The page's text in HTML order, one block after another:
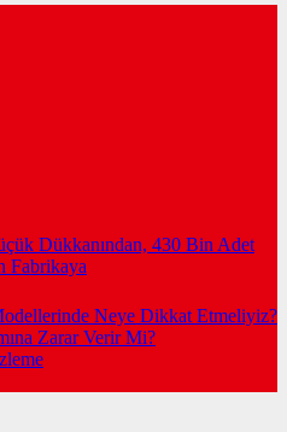
Dükkanından, 430 Bin Adet
Fabrikaya
Neye Dikkat Etmeliyiz?
Zarar Verir Mi?